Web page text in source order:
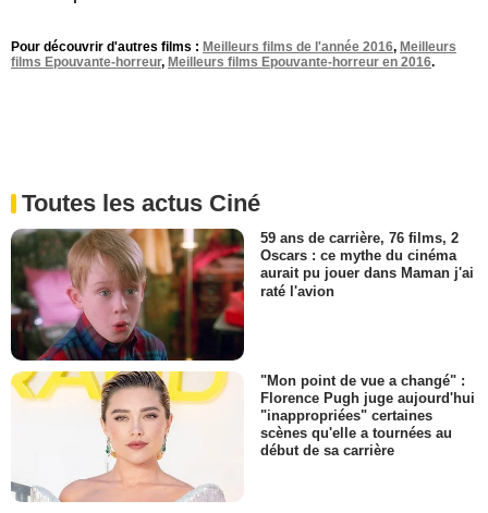
Pour découvrir d'autres films : Meilleurs films de l'année 2016, Meilleurs
films Epouvante-horreur, Meilleurs films Epouvante-horreur en 2016.
Toutes les actus Ciné
59 ans de carrière, 76 films, 2
Oscars : ce mythe du cinéma
aurait pu jouer dans Maman j'ai
raté l'avion
"Mon point de vue a changé" :
Florence Pugh juge aujourd'hui
"inappropriées" certaines
scènes qu'elle a tournées au
début de sa carrière